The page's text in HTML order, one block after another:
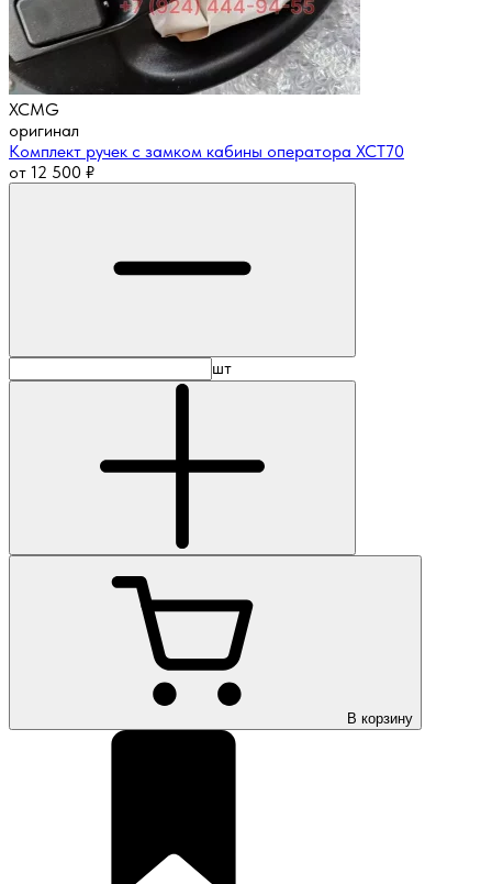
XCMG
оригинал
Комплект ручек с замком кабины оператора ХСТ70
от 12 500 ₽
шт
В корзину